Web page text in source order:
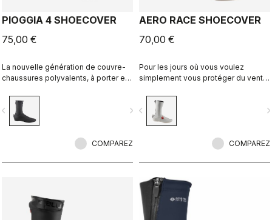
PIOGGIA 4 SHOECOVER
75,00 €
La nouvelle génération de couvre-
chaussures polyvalents, à porter en
protection maximale par temps sec
comme humide, ces couvre-
chaussures chauds et confortables
une doublure en polaire.
navigate_next
COMPAREZ
AERO RACE SHOECOVER
70,00 €
Pour les jours où vous voulez
simplement vous protéger du vent
encombré. Le tissu fin et extensible
épouse la forme de la chaussure
pour un ajustement parfait et une
protégeant du vent et de l'humidité.
navigate_before
COMPAREZ